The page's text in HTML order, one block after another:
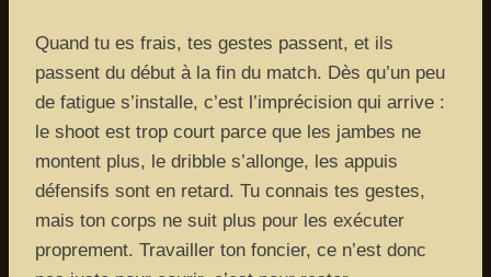
Quand tu es frais, tes gestes passent, et ils
passent du début à la fin du match. Dès qu’un peu
de fatigue s’installe, c’est l’imprécision qui arrive :
le shoot est trop court parce que les jambes ne
montent plus, le dribble s’allonge, les appuis
défensifs sont en retard. Tu connais tes gestes,
mais ton corps ne suit plus pour les exécuter
proprement. Travailler ton foncier, ce n’est donc